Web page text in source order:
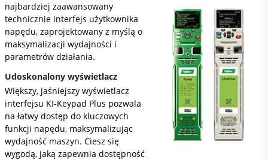
najbardziej zaawansowany
technicznie interfejs użytkownika
napędu, zaprojektowany z myślą o
maksymalizacji wydajności i
parametrów działania.
Udoskonalony wyświetlacz
Większy, jaśniejszy wyświetlacz
interfejsu KI-Keypad Plus pozwala
na łatwy dostęp do kluczowych
funkcji napędu, maksymalizując
wydajność maszyn. Ciesz się
wygodą, jaką zapewnia dostępność